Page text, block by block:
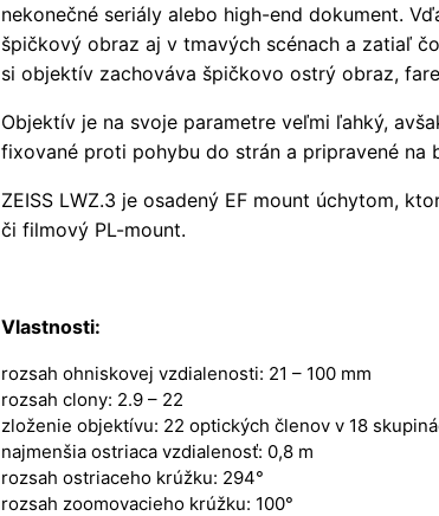
nekonečné seriály alebo high-end dokument.
špičkový obraz aj v tmavých scénach a zatiaľ
si objektív zachováva špičkovo ostrý obraz,
Objektív je na svoje parametre veľmi ľahký,
fixované proti pohybu do strán a pripravené na
ZEISS LWZ.3 je osadený EF mount úchytom,
či filmový PL-mount.
Vlastnosti:
rozsah ohniskovej vzdialenosti: 21 – 100 mm
rozsah clony: 2.9 – 22
zloženie objektívu: 22 optických členov v 18
najmenšia ostriaca vzdialenosť: 0,8 m
rozsah ostriaceho krúžku: 294°
rozsah zoomovacieho krúžku: 100°